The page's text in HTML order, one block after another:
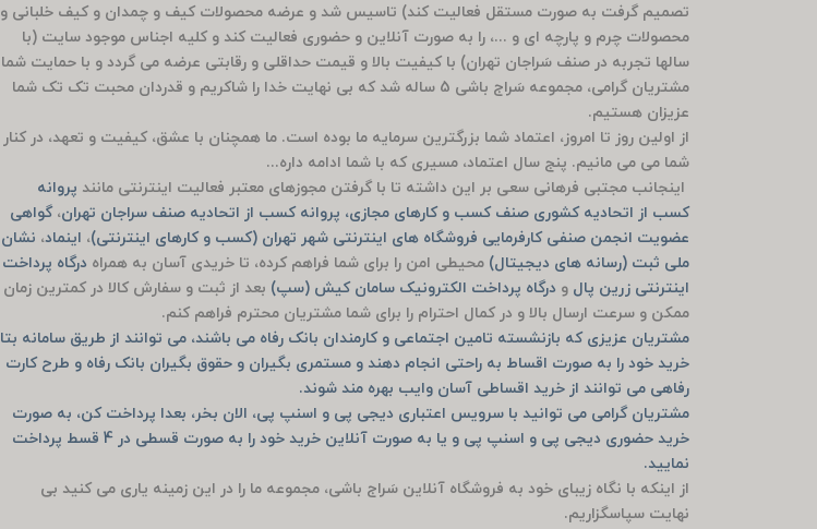
تصمیم گرفت به صورت مستقل فعالیت کند) تاسیس شد و عرضه محصولات کیف و چمدان و کیف خلبانی و
محصولات چرم و پارچه ای و ...، را به صورت آنلاین و حضوری فعالیت کند و کلیه اجناس موجود سایت (با
سالها تجربه در صنف سَراجان تهران) با کیفیت بالا و قیمت حداقلی و رقابتی عرضه می گردد و با حمایت شما
مشتریان گرامی، مجموعه سَراج باشی 5 ساله شد که بی نهایت خدا را شاکریم و قدردان محبت تک تک شما
عزیزان هستیم.
از اولین روز تا امروز، اعتماد شما بزرگترین سرمایه ما بوده است. ما همچنان با عشق، کیفیت و تعهد، در کنار
شما می می مانیم. پنج سال اعتماد، مسیری که با شما ادامه داره...
اینجانب مجتبی فرهانی سعی بر این داشته تا با گرفتن مجوزهای معتبر فعالیت اینترنتی مانند پروانه
کسب از اتحادیه کشوری صنف کسب و کارهای مجازی، پروانه کسب از اتحادیه صنف سراجان تهران،گواهی
عضویت انجمن صنفی کارفرمایی فروشگاه های اینترنتی شهر تهران (کسب و کارهای اینترنتی)، اینماد، نشان
ملی ثبت (رسانه های دیجیتال) محیطی امن را برای شما فراهم کرده، تا خریدی آسان به همراه درگاه پرداخت
اینترنتی زرین پال و درگاه پرداخت الکترونیک سامان کیش (سپ) بعد از ثبت و سفارش کالا در کمترین زمان
ممکن و سرعت ارسال بالا و در کمال احترام را برای شما مشتریان محترم فراهم کنم.
مشتریان عزیزی که بازنشسته تامین اجتماعی و کارمندان بانک رفاه می باشند، می توانند از طریق سامانه بتا
خرید خود را به صورت اقساط به راحتی انجام دهند و مستمری بگیران و حقوق بگیران بانک رفاه و طرح کارت
رفاهی می توانند از خرید اقساطی آسان وایب بهره مند شوند.
مشتریان گرامی می توانید با سرویس اعتباری دیجی پی و اسنپ پی، الان بخر، بعدا پرداخت کن، به صورت
خرید حضوری دیجی پی و اسنپ پی و یا به صورت آنلاین خرید خود را به صورت قسطی در 4 قسط پرداخت
نمایید.
از اینکه با نگاه زیبای خود به فروشگاه آنلاین سَراج باشی، مجموعه ما را در این زمینه یاری می کنید بی
نهایت سپاسگزاریم.